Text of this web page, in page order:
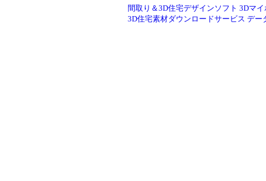
間取り＆3D住宅デザインソフト 3Dマ
3D住宅素材ダウンロードサービス デー